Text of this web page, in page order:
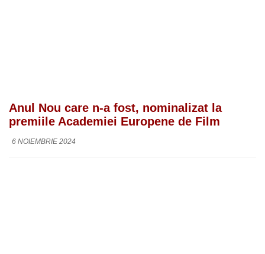
Anul Nou care n-a fost, nominalizat la
premiile Academiei Europene de Film
6 NOIEMBRIE 2024